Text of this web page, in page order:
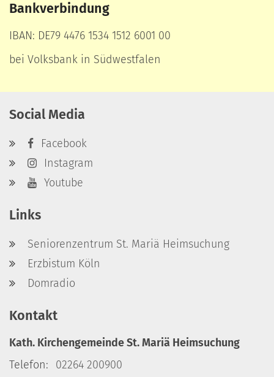
Bankverbindung
IBAN: DE79 4476 1534 1512 6001 00
bei Volksbank in Südwestfalen
Social Media
Facebook
Instagram
Youtube
Links
Seniorenzentrum St. Mariä Heimsuchung
Erzbistum Köln
Domradio
Kontakt
Kath. Kirchengemeinde St. Mariä Heimsuchung
Telefon:
02264 200900